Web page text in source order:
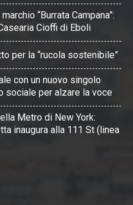
“Burrata Campana”:
Cioffi di Eboli
per la “rucola sostenibile”
con un nuovo singolo
sociale per alzare la voce
Metro di New York:
inaugura alla 111 St (linea